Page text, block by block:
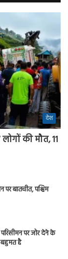
देश
की मौत, 11
बातचीत, पश्चिम
परिसीमन पर जोर देने के
है